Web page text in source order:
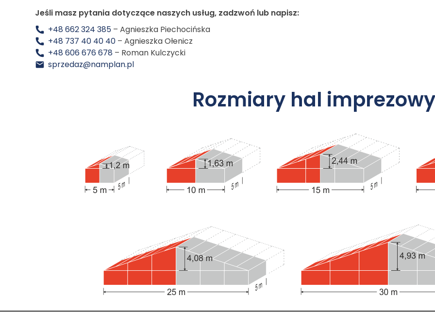
Jeśli masz pytania dotyczące naszych usług, zadzwoń lub napisz:
+48 662 324 385 – Agnieszka Piechocińska
+48 737 40 40 40 – Agnieszka Ołenicz
+48 606 676 678 – Roman Kulczycki
sprzedaz@namplan.pl
Rozmiary hal